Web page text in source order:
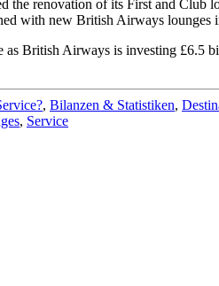
the renovation of its First and Club
with new British Airways lounges
as British Airways is investing £6.5
, Bilanzen & Statistiken,
, Service